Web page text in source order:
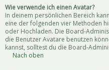
Wie verwende ich einen Avatar?
In deinem persönlichen Bereich
eine der folgenden vier Methoden
oder Hochladen. Die Board-
die Benutzer Avatare benutzen
kannst, solltest du die Board-
Nach oben